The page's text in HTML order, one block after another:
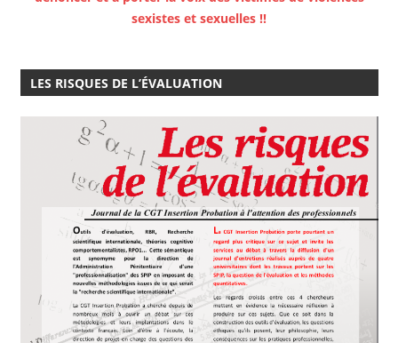
sexistes et sexuelles !!
LES RISQUES DE L’ÉVALUATION